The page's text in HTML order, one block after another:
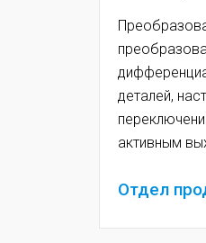
деталей,
активным
Отдел